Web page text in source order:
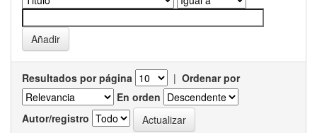
Resultados por página | Ordenar por
En orden
Autor/registro